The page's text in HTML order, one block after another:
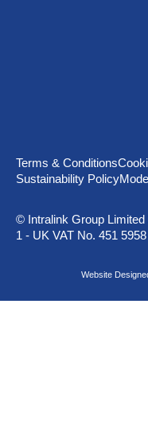
© Intralink Group Limited
1 - UK VAT No. 451
Terms & Conditions
Sustainability Policy
Website